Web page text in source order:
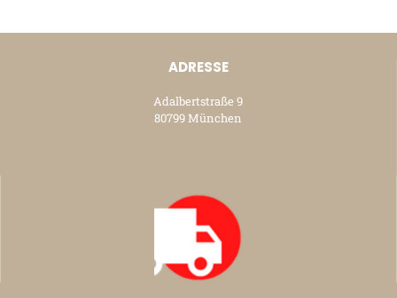
ADRESSE
Adalbertstraße 9
80799 München